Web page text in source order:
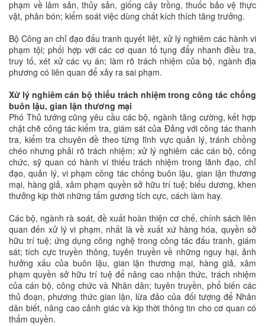
phạm về lâm sản, thủy sản, giống cây trồng, thuốc bảo vệ thực
vật, phân bón; kiểm soát việc dùng chất kích thích tăng trưởng.
Bộ Công an chỉ đạo đấu tranh quyết liệt, xử lý nghiêm các hành vi
phạm tội; phối hợp với các cơ quan tố tụng đẩy nhanh điều tra,
truy tố, xét xử các vụ án; làm rõ trách nhiệm của bộ, ngành địa
phương có liên quan để xảy ra sai phạm.
Xử lý nghiêm cán bộ thiếu trách nhiệm trong công tác chống
buôn lậu, gian lận thương mại
Phó Thủ tướng cũng yêu cầu các bộ, ngành tăng cường, kết hợp
chặt chẽ công tác kiểm tra, giám sát của Đảng với công tác thanh
tra, kiểm tra chuyên đề theo từng lĩnh vực quản lý, tránh chồng
chéo nhưng phải rõ trách nhiệm; xử lý nghiêm các cán bộ, công
chức, sỹ quan có hành vi thiếu trách nhiệm trong lãnh đạo, chỉ
đạo, quản lý, vi phạm công tác chống buôn lậu, gian lận thương
mại, hàng giả, xâm phạm quyền sở hữu trí tuệ; biểu dương, khen
thưởng kịp thời những tấm gương tích cực, cách làm hay.
Các bộ, ngành rà soát, đề xuất hoàn thiện cơ chế, chính sách liên
quan đến xử lý vi phạm, nhất là về xuất xứ hàng hóa, quyền sở
hữu trí tuệ; ứng dụng công nghệ trong công tác đấu tranh, giám
sát; tích cực truyền thông, tuyên truyền về những nguy hại, ảnh
hưởng xấu của buôn lậu, gian lận thương mại, hàng giả, xâm
phạm quyền sở hữu trí tuệ để nâng cao nhận thức, trách nhiệm
của cán bộ, công chức và Nhân dân; tuyên truyền, phổ biến các
thủ đoạn, phương thức gian lận, lừa đảo của đối tượng để Nhân
dân biết, nâng cao cảnh giác và kịp thời thông tin cho cơ quan có
thẩm quyền.